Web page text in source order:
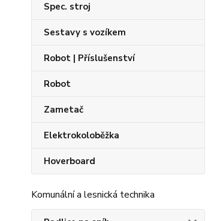
Spec. stroj
Sestavy s vozíkem
Robot | Příslušenství
Robot
Zametač
Elektrokoloběžka
Hoverboard
Komunální a lesnická technika